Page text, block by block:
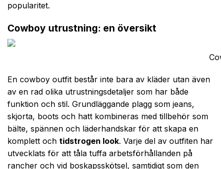
popularitet.
Cowboy utrustning: en översikt
En cowboy outfit består inte bara av kläder utan även
av en rad olika utrustningsdetaljer som har både
funktion och stil. Grundläggande plagg som jeans,
skjorta, boots och hatt kombineras med tillbehör som
bälte, spännen och läderhandskar för att skapa en
komplett och tidstrogen look. Varje del av outfiten har
utvecklats för att tåla tuffa arbetsförhållanden på
rancher och vid boskapsskötsel, samtidigt som den